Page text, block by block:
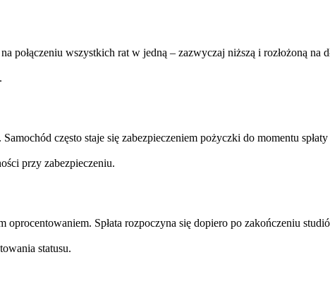
połączeniu wszystkich rat w jedną – zazwyczaj niższą i rozłożoną na
często staje się zabezpieczeniem pożyczki do momentu
przy zabezpieczeniu.
Spłata rozpoczyna się dopiero po zakończeniu
statusu.